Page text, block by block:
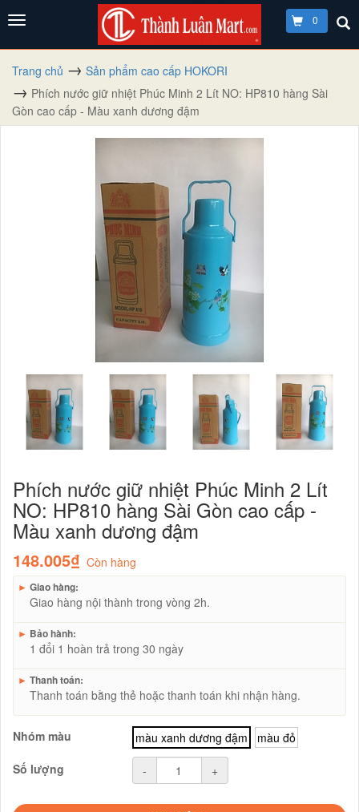
0
Trang chủ
Sản phẩm cao cấp HOKORI
Phích nước giữ nhiệt Phúc Minh 2 Lít NO: HP810 hàng Sài
Gòn cao cấp - Màu xanh dương đậm
Phích nước giữ nhiệt Phúc Minh 2 Lít
NO: HP810 hàng Sài Gòn cao cấp -
Màu xanh dương đậm
148.005₫ Còn hàng
► Giao hàng:
Giao hàng nội thành trong vòng 2h.
► Bảo hành:
1 đổi 1 hoàn trả trong 30 ngày
► Thanh toán:
Thanh toán bằng thẻ hoặc thanh toán khi nhận hàng.
Nhóm màu màu xanh dương đậm
màu đỏ
Số lượng
- +